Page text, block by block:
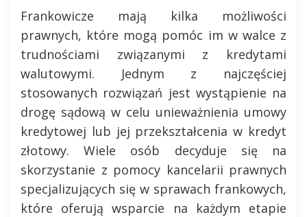
Frankowicze mają kilka możliwości
prawnych, które mogą pomóc im w walce z
trudnościami związanymi z kredytami
walutowymi. Jednym z najczęściej
stosowanych rozwiązań jest wystąpienie na
drogę sądową w celu unieważnienia umowy
kredytowej lub jej przekształcenia w kredyt
złotowy. Wiele osób decyduje się na
skorzystanie z pomocy kancelarii prawnych
specjalizujących się w sprawach frankowych,
które oferują wsparcie na każdym etapie